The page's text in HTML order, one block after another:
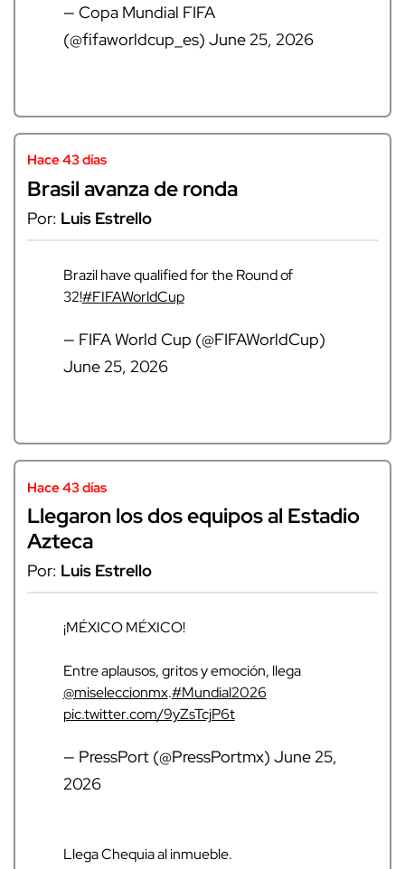
— Copa Mundial FIFA
(@fifaworldcup_es) June 25, 2026
Hace 43 días
Brasil avanza de ronda
Por: Luis Estrello
Brazil have qualified for the Round of
32!#FIFAWorldCup
— FIFA World Cup (@FIFAWorldCup)
June 25, 2026
Hace 43 días
Llegaron los dos equipos al Estadio
Azteca
Por: Luis Estrello
¡MÉXICO MÉXICO!
Entre aplausos, gritos y emoción, llega
@miseleccionmx.#Mundial2026
pic.twitter.com/9yZsTcjP6t
— PressPort (@PressPortmx) June 25,
2026
Llega Chequia al inmueble.